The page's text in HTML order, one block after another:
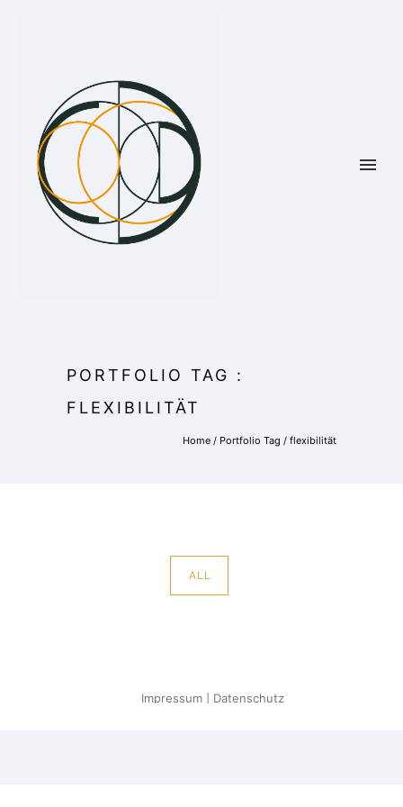
PORTFOLIO TAG :
FLEXIBILITÄT
Home / Portfolio Tag / flexibilität
ALL
Impressum Datenschutz